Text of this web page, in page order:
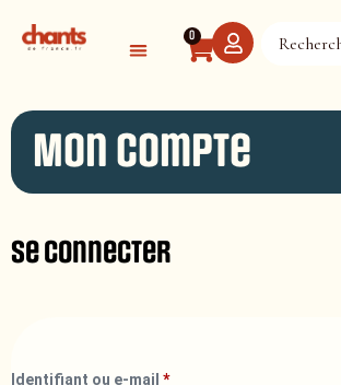
0
Mon compte
Se connecter
Identifiant ou e-mail *